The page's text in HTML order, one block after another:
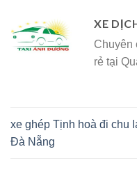
XE
Chuyên
rẻ tại
xe ghép Tịnh hoà đi chu
Đà Nẵng